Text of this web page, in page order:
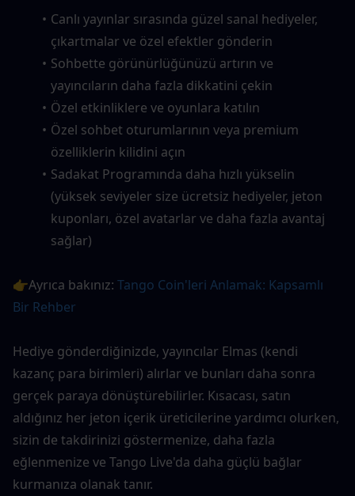
Canlı yayınlar sırasında güzel sanal hediyeler,
çıkartmalar ve özel efektler gönderin
Sohbette görünürlüğünüzü artırın ve
yayıncıların daha fazla dikkatini çekin
Özel etkinliklere ve oyunlara katılın
Özel sohbet oturumlarının veya premium
özelliklerin kilidini açın
Sadakat Programında daha hızlı yükselin
(yüksek seviyeler size ücretsiz hediyeler, jeton
kuponları, özel avatarlar ve daha fazla avantaj
sağlar)
👉Ayrıca bakınız: Tango Coin'leri Anlamak: Kapsamlı
Bir Rehber
Hediye gönderdiğinizde, yayıncılar Elmas (kendi
kazanç para birimleri) alırlar ve bunları daha sonra
gerçek paraya dönüştürebilirler. Kısacası, satın
aldığınız her jeton içerik üreticilerine yardımcı olurken,
sizin de takdirinizi göstermenize, daha fazla
eğlenmenize ve Tango Live'da daha güçlü bağlar
kurmanıza olanak tanır.